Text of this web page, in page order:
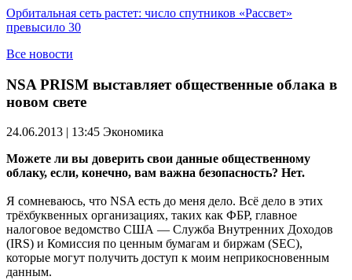
Орбитальная сеть растет: число спутников «Рассвет»
превысило 30
Все новости
NSA PRISM выставляет общественные облака в
новом свете
24.06.2013 | 13:45 Экономика
Можете ли вы доверить свои данные общественному
облаку, если, конечно, вам важна безопасность? Нет.
Я сомневаюсь, что NSA есть до меня дело. Всё дело в этих
трёхбуквенных организациях, таких как ФБР, главное
налоговое ведомство США — Служба Внутренних Доходов
(IRS) и Комиссия по ценным бумагам и биржам (SEC),
которые могут получить доступ к моим неприкосновенным
данным.